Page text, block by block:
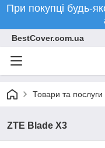
При покупці будь-
BestCover.com.ua
Товари та послуги
ZTE Blade X3